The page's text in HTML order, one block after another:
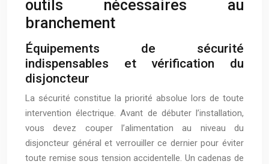
outils nécessaires au
branchement
Équipements de sécurité
indispensables et vérification du
disjoncteur
La sécurité constitue la priorité absolue lors de toute
intervention électrique. Avant de débuter l’installation,
vous devez couper l’alimentation au niveau du
disjoncteur général et verrouiller ce dernier pour éviter
toute remise sous tension accidentelle. Un cadenas de